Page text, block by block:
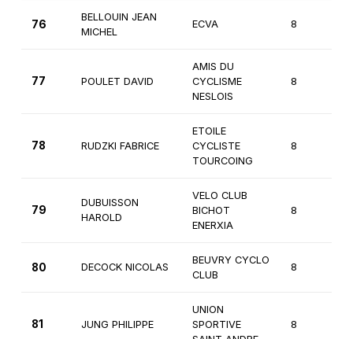
76
BELLOUIN JEAN
MICHEL
ECVA 8
77 POULET DAVID
AMIS DU
CYCLISME
NESLOIS
8
78 RUDZKI FABRICE
ETOILE
CYCLISTE
TOURCOING
8
79
DUBUISSON
HAROLD
VELO CLUB
BICHOT
ENERXIA
8
80 DECOCK NICOLAS
BEUVRY CYCLO
CLUB
8
81 JUNG PHILIPPE
UNION
SPORTIVE
8